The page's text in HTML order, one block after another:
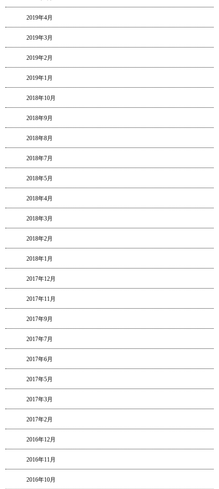
2019年4月
2019年3月
2019年2月
2019年1月
2018年10月
2018年9月
2018年8月
2018年7月
2018年5月
2018年4月
2018年3月
2018年2月
2018年1月
2017年12月
2017年11月
2017年9月
2017年7月
2017年6月
2017年5月
2017年3月
2017年2月
2016年12月
2016年11月
2016年10月